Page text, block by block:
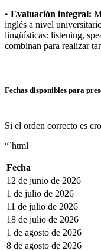
• Evaluación integral:
inglés a nivel
lingüísticas: listening,
combinan para realizar
Fechas disponibles para
Si el orden correcto es
“`html
Fecha
12 de junio de 2026
1 de julio de 2026
11 de julio de 2026
18 de julio de 2026
1 de agosto de 2026
8 de agosto de 2026